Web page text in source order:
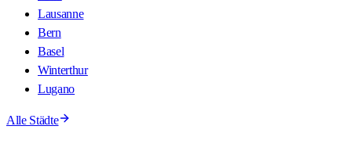
Lausanne
Bern
Basel
Winterthur
Lugano
Alle Städte